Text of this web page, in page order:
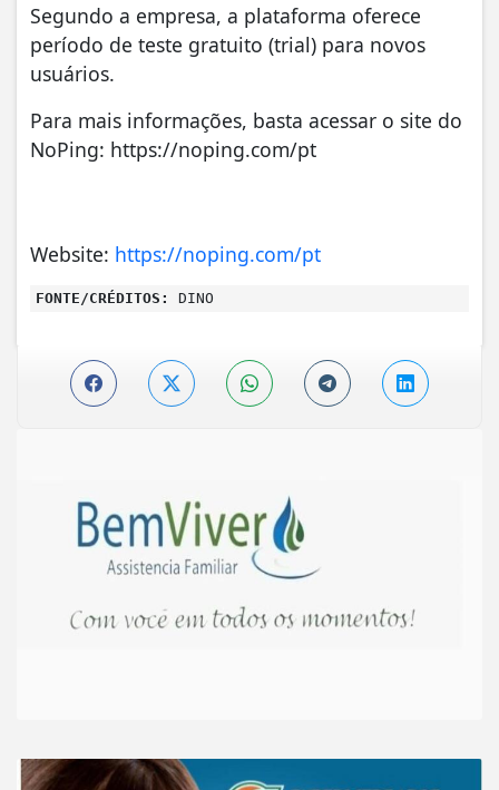
Segundo a empresa, a plataforma oferece
período de teste gratuito (trial) para novos
usuários.
Para mais informações, basta acessar o site do
NoPing: https://noping.com/pt
Website: https://noping.com/pt
FONTE/CRÉDITOS: DINO